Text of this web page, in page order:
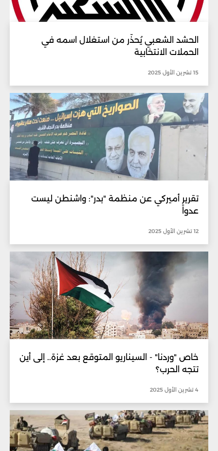
الحشد الشعبي يُحذّر من استغلال اسمه في
الحملات الانتخابية
15 تشرين الأول 2025
تقرير أميركي عن منظمة "بدر": واشنطن ليست
عدواً
12 تشرين الأول 2025
خاص "وردنا" - السيناريو المتوقع بعد غزة.. إلى أين
تتجه الحرب؟
4 تشرين الأول 2025